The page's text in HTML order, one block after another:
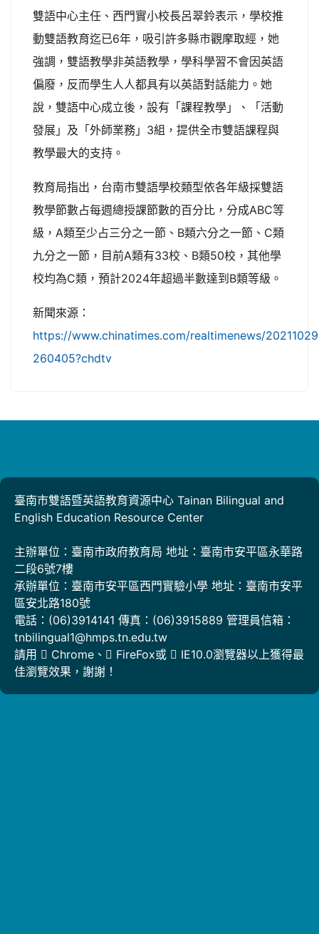
雙語中心主任、西門實小校長呂翠鈴表示，學校推
動雙語教育迄已6年，吸引許多縣市觀摩取經，她
強調，雙語教學非英語教學，學科學習不會因英語
偏廢，反而學生人人都具有以英語對話能力。她
說，雙語中心成立後，設有「課程教學」、「活動
發展」及「外師業務」3組，提供全市雙語課程與
教學最大的支持。
教育局指出，台南市雙語學校類型依各年級採雙語
教學節數占每週總授課節數的百分比，分成ABC等
級，A類至少占三分之一節、B類六分之一節、C類
九分之一節，目前A類有33校、B類50校，其他學
校均為C類，預計2024年超過半數達到B類等級。
新聞來源：
https://www.chinatimes.com/realtimenews/
260405?chdtv
臺南市雙語暨英語教育資源中心 Tainan Bilingual and
English Education Resource Center
主辦單位：臺南市政府教育局 地址：臺南市安平區永華路
二段6號7樓
承辦單位：臺南市安平區西門實驗小學 地址：臺南市安平
區安北路180號
電話：(06)3914141 傳真：(06)3915889 管理員信箱：
tnbilingual1@hmps.tn.edu.tw
請用
Chrome 、 FireFox或
IE10.0瀏覽器以上獲得最
佳瀏覽效果，謝謝！